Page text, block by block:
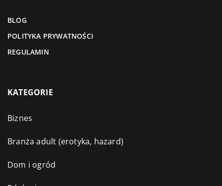
BLOG
POLITYKA PRYWATNOŚCI
REGULAMIN
KATEGORIE
Biznes
Branża adult (erotyka, hazard)
Dom i ogród